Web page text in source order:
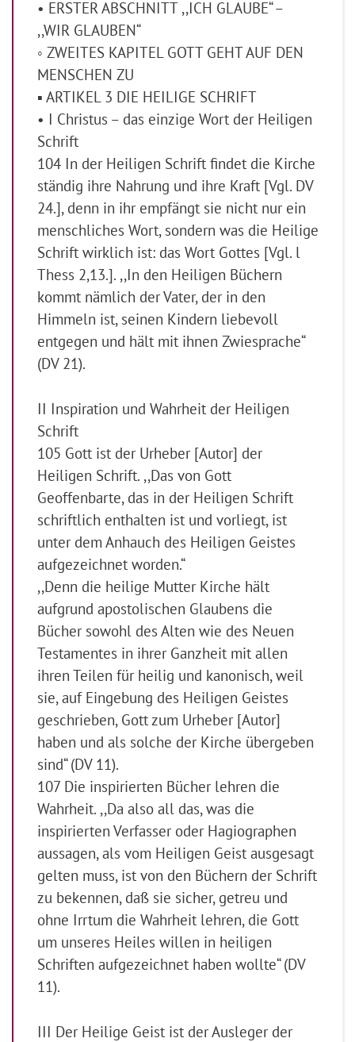
• ERSTER ABSCHNITT ,,ICH GLAUBE“ –
,,WIR GLAUBEN“
◦ ZWEITES KAPITEL GOTT GEHT AUF DEN
MENSCHEN ZU
▪ ARTIKEL 3 DIE HEILIGE SCHRIFT
• I Christus – das einzige Wort der Heiligen
Schrift
104 In der Heiligen Schrift findet die Kirche
ständig ihre Nahrung und ihre Kraft [Vgl. DV
24.], denn in ihr empfängt sie nicht nur ein
menschliches Wort, sondern was die Heilige
Schrift wirklich ist: das Wort Gottes [Vgl. l
Thess 2,13.]. ,,In den Heiligen Büchern
kommt nämlich der Vater, der in den
Himmeln ist, seinen Kindern liebevoll
entgegen und hält mit ihnen Zwiesprache“
(DV 21).
II Inspiration und Wahrheit der Heiligen
Schrift
105 Gott ist der Urheber [Autor] der
Heiligen Schrift. ,,Das von Gott
Geoffenbarte, das in der Heiligen Schrift
schriftlich enthalten ist und vorliegt, ist
unter dem Anhauch des Heiligen Geistes
aufgezeichnet worden.“
,,Denn die heilige Mutter Kirche hält
aufgrund apostolischen Glaubens die
Bücher sowohl des Alten wie des Neuen
Testamentes in ihrer Ganzheit mit allen
ihren Teilen für heilig und kanonisch, weil
sie, auf Eingebung des Heiligen Geistes
geschrieben, Gott zum Urheber [Autor]
haben und als solche der Kirche übergeben
sind“ (DV 11).
107 Die inspirierten Bücher lehren die
Wahrheit. ,,Da also all das, was die
inspirierten Verfasser oder Hagiographen
aussagen, als vom Heiligen Geist ausgesagt
gelten muss, ist von den Büchern der Schrift
zu bekennen, daß sie sicher, getreu und
ohne Irrtum die Wahrheit lehren, die Gott
um unseres Heiles willen in heiligen
Schriften aufgezeichnet haben wollte“ (DV
11).
III Der Heilige Geist ist der Ausleger der